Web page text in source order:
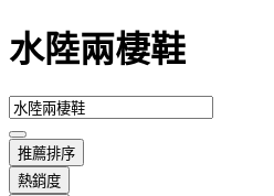
水陸兩棲鞋
推薦排序
熱銷度